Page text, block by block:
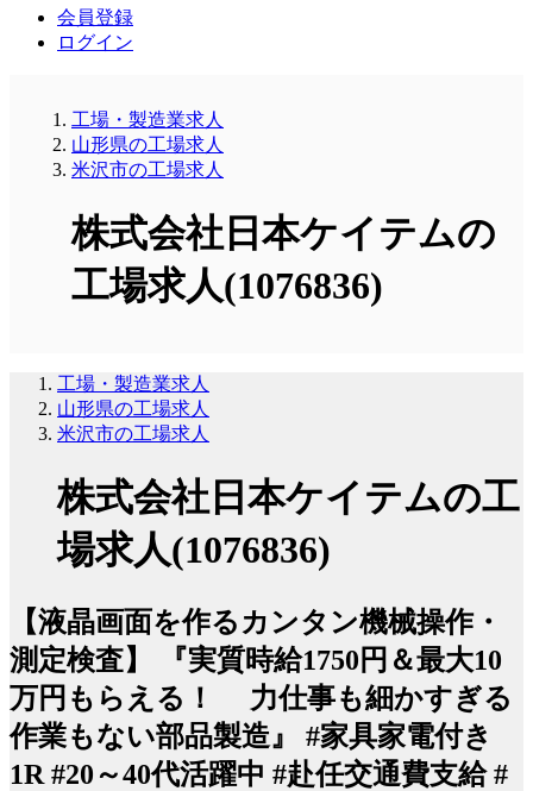
会員登録
ログイン
工場・製造業求人
山形県の工場求人
米沢市の工場求人
株式会社日本ケイテムの
工場求人(1076836)
工場・製造業求人
山形県の工場求人
米沢市の工場求人
株式会社日本ケイテムの工
場求人(1076836)
【液晶画面を作るカンタン機械操作・
測定検査】 『実質時給1750円＆最大10
万円もらえる！ 力仕事も細かすぎる
作業もない部品製造』 #家具家電付き
1R #20～40代活躍中 #赴任交通費支給 #